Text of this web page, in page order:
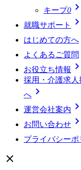
キープ0 
就職サポート 
はじめての方へ
よくあるご質問
お役立ち情報 
採用・介護求
へ 
運営会社案内 
お問い合わせ 
プライバシーポ
